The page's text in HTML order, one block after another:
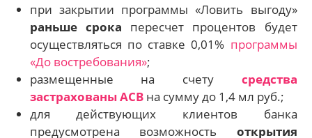
при закрытии программы «Ловить выгоду»
раньше срока пересчет процентов будет
осуществляться по ставке 0,01% программы
«До востребования»;
размещенные на счету средства
застрахованы АСВна сумму до 1,4 мл руб.;
для действующих клиентов банка
предусмотрена возможность открытия